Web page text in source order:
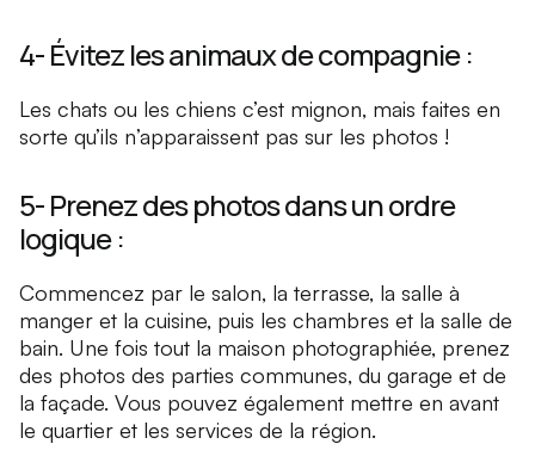
4- Évitez les animaux de compagnie :
Les chats ou les chiens c’est mignon, mais faites en
sorte qu’ils n’apparaissent pas sur les photos !
5- Prenez des photos dans un ordre
logique :
Commencez par le salon, la terrasse, la salle à
manger et la cuisine, puis les chambres et la salle de
bain. Une fois tout la maison photographiée, prenez
des photos des parties communes, du garage et de
la façade. Vous pouvez également mettre en avant
le quartier et les services de la région.